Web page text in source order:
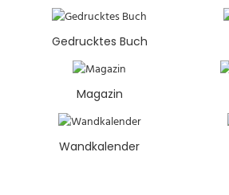
Gedrucktes Buch
Magazin
Wandkalender